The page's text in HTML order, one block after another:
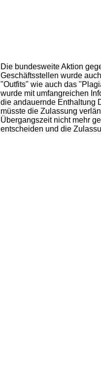
Die bundesweite Aktion
Geschäftsstellen wurde
"Outfits" wie auch das
wurde mit umfangreichen
die andauernde Enthaltung
müsste die Zulassung
Übergangszeit nicht mehr
entscheiden und die